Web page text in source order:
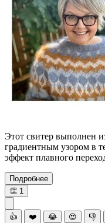
Этот свитер выполнен
градиентным узором в
эффект плавного
Подробнее
👏 1
👍 ❤️ 😂 😍 👎